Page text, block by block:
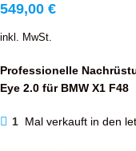
549,00 €
inkl. MwSt.
Professionelle
Eye 2.0 für BMW X1 F48
1 Mal verkauft in den